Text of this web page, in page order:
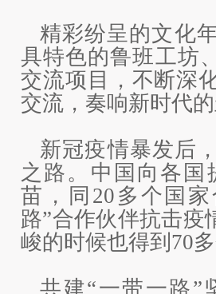
精彩纷呈的文化
具特色的鲁班工坊
交流项目，不断深
交流，奏响新时代的
新冠疫情暴发后
之路。中国向各国
苗，同20多个国
路”合作伙伴抗击疫
峻的时候也得到70
共建“一带一路”